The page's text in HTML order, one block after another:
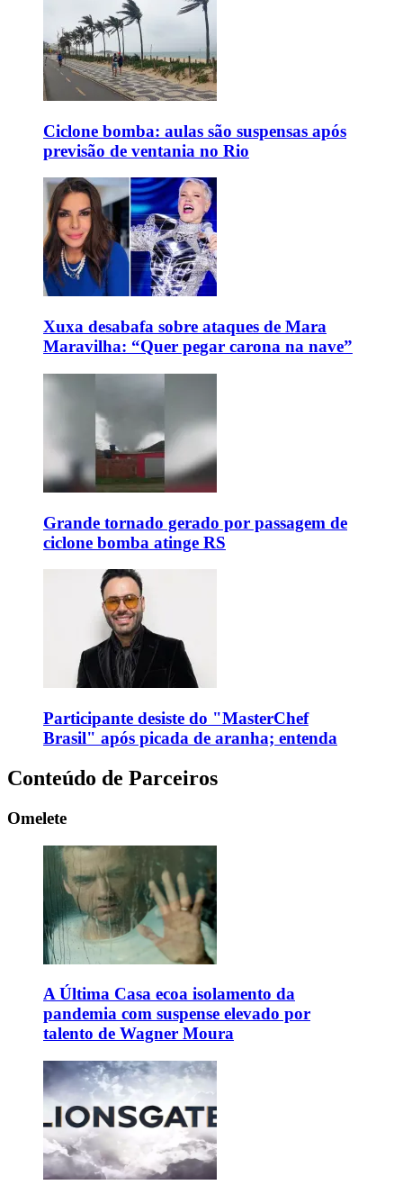
Ciclone bomba: aulas são suspensas após
previsão de ventania no Rio
Xuxa desabafa sobre ataques de Mara
Maravilha: “Quer pegar carona na nave”
Grande tornado gerado por passagem de
ciclone bomba atinge RS
Participante desiste do "MasterChef
Brasil" após picada de aranha; entenda
Conteúdo de Parceiros
Omelete
A Última Casa ecoa isolamento da
pandemia com suspense elevado por
talento de Wagner Moura